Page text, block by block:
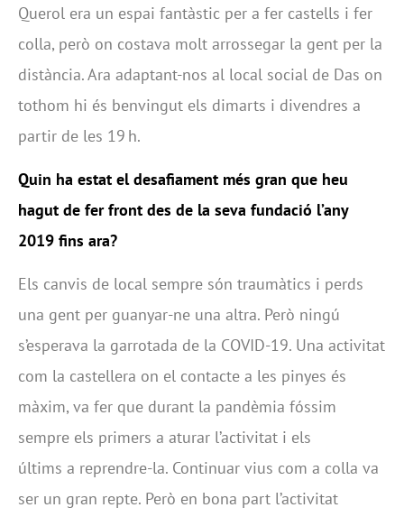
Querol era un espai fantàstic per a fer castells i fer
colla, però on costava molt arrossegar la gent per la
distància. Ara adaptant-nos al local social de Das on
tothom hi és benvingut els dimarts i divendres a
partir de les 19 h.
Quin ha estat el desafiament més gran que heu
hagut de fer front des de la seva fundació l’any
2019 fins ara?
Els canvis de local sempre són traumàtics i perds
una gent per guanyar-ne una altra. Però ningú
s’esperava la garrotada de la COVID-19. Una activitat
com la castellera on el contacte a les pinyes és
màxim, va fer que durant la pandèmia fóssim
sempre els primers a aturar l’activitat i els
últims a reprendre-la. Continuar vius com a colla va
ser un gran repte. Però en bona part l’activitat